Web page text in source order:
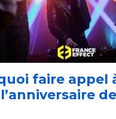
faire appel
de